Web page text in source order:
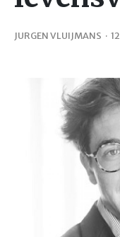
JURGEN VLUIJMANS ·